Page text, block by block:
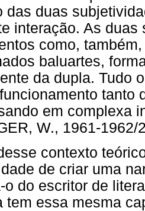
das duas
interação. As
como,
baluartes,
da dupla. Tudo
tanto
em complexa
W., 1961-1962/
contexto
de criar uma
o do escritor de
tem essa mesma